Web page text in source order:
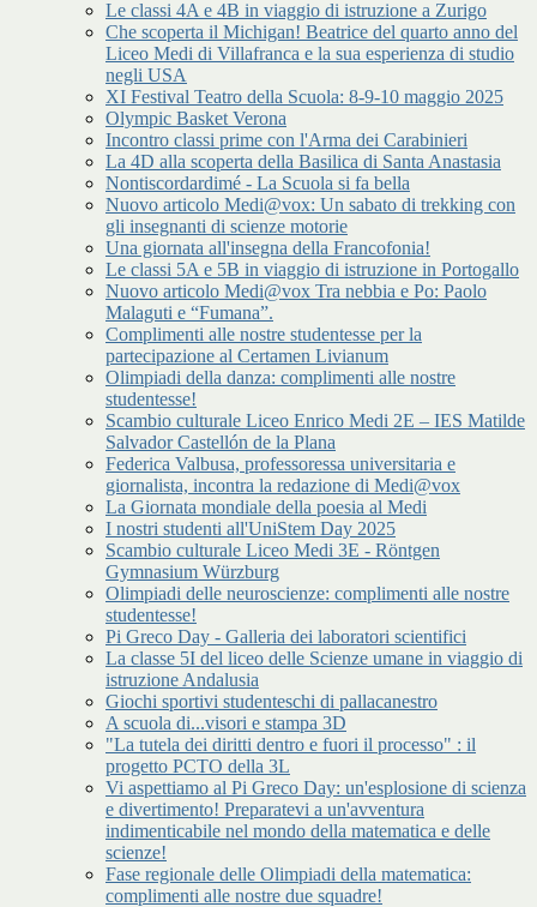
Le classi 4A e 4B in viaggio di istruzione a Zurigo
Che scoperta il Michigan! Beatrice del quarto anno del
Liceo Medi di Villafranca e la sua esperienza di studio
negli USA
XI Festival Teatro della Scuola: 8-9-10 maggio 2025
Olympic Basket Verona
Incontro classi prime con l'Arma dei Carabinieri
La 4D alla scoperta della Basilica di Santa Anastasia
Nontiscordardimé - La Scuola si fa bella
Nuovo articolo Medi@vox: Un sabato di trekking con
gli insegnanti di scienze motorie
Una giornata all'insegna della Francofonia!
Le classi 5A e 5B in viaggio di istruzione in Portogallo
Nuovo articolo Medi@vox Tra nebbia e Po: Paolo
Malaguti e “Fumana”.
Complimenti alle nostre studentesse per la
partecipazione al Certamen Livianum
Olimpiadi della danza: complimenti alle nostre
studentesse!
Scambio culturale Liceo Enrico Medi 2E – IES Matilde
Salvador Castellón de la Plana
Federica Valbusa, professoressa universitaria e
giornalista, incontra la redazione di Medi@vox
La Giornata mondiale della poesia al Medi
I nostri studenti all'UniStem Day 2025
Scambio culturale Liceo Medi 3E - Röntgen
Gymnasium Würzburg
Olimpiadi delle neuroscienze: complimenti alle nostre
studentesse!
Pi Greco Day - Galleria dei laboratori scientifici
La classe 5I del liceo delle Scienze umane in viaggio di
istruzione Andalusia
Giochi sportivi studenteschi di pallacanestro
A scuola di...visori e stampa 3D
"La tutela dei diritti dentro e fuori il processo" : il
progetto PCTO della 3L
Vi aspettiamo al Pi Greco Day: un'esplosione di scienza
e divertimento! Preparatevi a un'avventura
indimenticabile nel mondo della matematica e delle
scienze!
Fase regionale delle Olimpiadi della matematica:
complimenti alle nostre due squadre!